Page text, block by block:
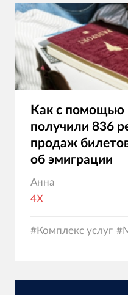
Как с помощью
получили 836
продаж
об эмиграции
Анна
4X
#Комплекс услуг #